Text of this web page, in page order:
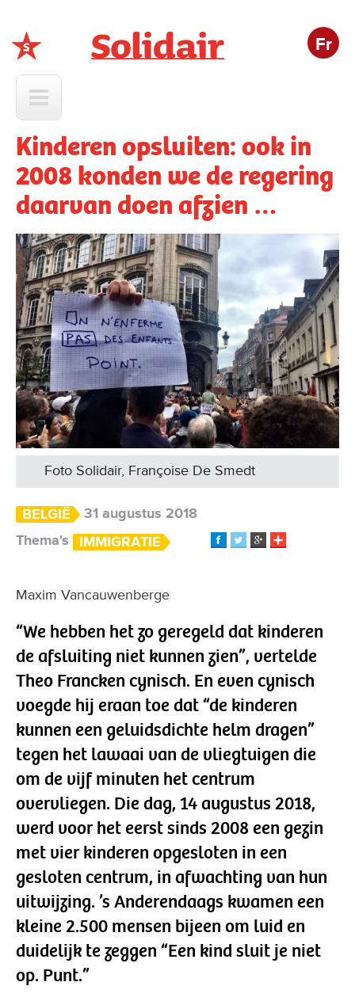
Fr
Kinderen opsluiten: ook in
2008 konden we de regering
daarvan doen afzien …
Foto Solidair, Françoise De Smedt
BELGIË
31 augustus 2018
Thema's
IMMIGRATIE
Maxim Vancauwenberge
“We hebben het zo geregeld dat kinderen
de afsluiting niet kunnen zien”, vertelde
Theo Francken cynisch. En even cynisch
voegde hij eraan toe dat “de kinderen
kunnen een geluidsdichte helm dragen”
tegen het lawaai van de vliegtuigen die
om de vijf minuten het centrum
overvliegen. Die dag, 14 augustus 2018,
werd voor het eerst sinds 2008 een gezin
met vier kinderen opgesloten in een
gesloten centrum, in afwachting van hun
uitwijzing. ’s Anderendaags kwamen een
kleine 2.500 mensen bijeen om luid en
duidelijk te zeggen “Een kind sluit je niet
op. Punt.”